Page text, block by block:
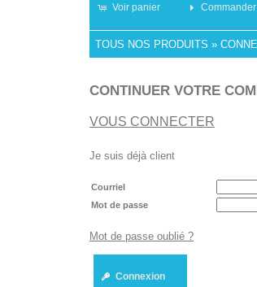
Voir panier Commander
TOUS NOS PRODUITS »
CONTINUER VOTRE
VOUS CONNECTER
Je suis déjà client
Courriel
Mot de passe
Mot de passe oublié ?
Connexion